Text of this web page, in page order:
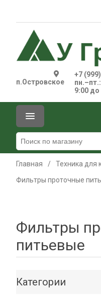
п.Островское
+7
9:00 до
Главная / Техника для
Фильтры проточные
Фильтры
питьевые
Категории